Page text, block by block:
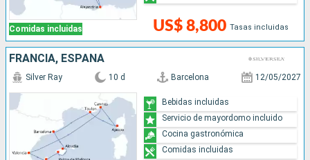
Comidas incluidas US$ 8,800 Tasas incluidas
FRANCIA, ESPAÑA
Silver Ray 10 d Barcelona 12/05/2027
Bebidas incluidas
Servicio de mayordomo incluido
Cocina gastronómica
Comidas incluidas